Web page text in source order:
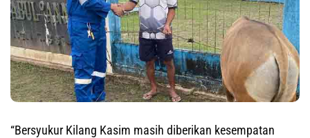
“Bersyukur Kilang Kasim masih diberikan kesempatan